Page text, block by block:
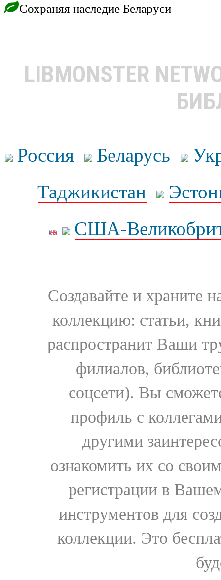
Сохраняя наследие Беларуси
LIBMONSTER
Россия Беларусь
Таджикистан
США-
Создавайте и храните
коллекцию: статьи,
распространит Ваши
филиалов,
соцсети). Вы
профиль с
другими
ознакомить их со
регистрации в
инструментов для
коллекции. Это